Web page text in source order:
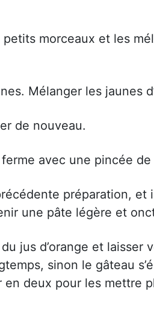
morceaux et les
Mélanger les jaunes
de nouveau.
avec une pincée de
préparation, et
une pâte légère et
jus d’orange et laisser
sinon le gâteau
deux pour les mettre